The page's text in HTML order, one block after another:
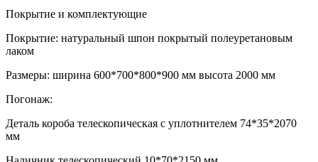
Покрытие и комплектующие
Покрытие: натуральный шпон покрытый полеуретановым
лаком
Размеры: ширина 600*700*800*900 мм высота 2000 мм
Погонаж:
Деталь короба телескопическая с уплотнителем 74*35*2070
мм